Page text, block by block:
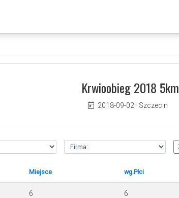
Krwioobieg 2018 5km
2018-09-02 · Szczecin
Miejsce wg.Płci
6 6